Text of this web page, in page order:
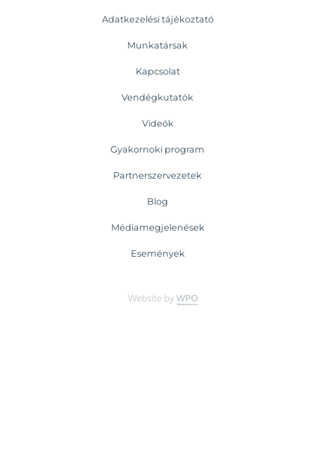
Adatkezelési tájékoztató
Munkatársak
Kapcsolat
Vendégkutatók
Videók
Gyakornoki program
Partnerszervezetek
Blog
Médiamegjelenések
Események